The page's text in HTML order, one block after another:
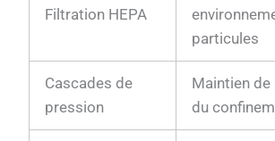
Filtration HEPA
particules
Cascades de
pression
Maintien
du